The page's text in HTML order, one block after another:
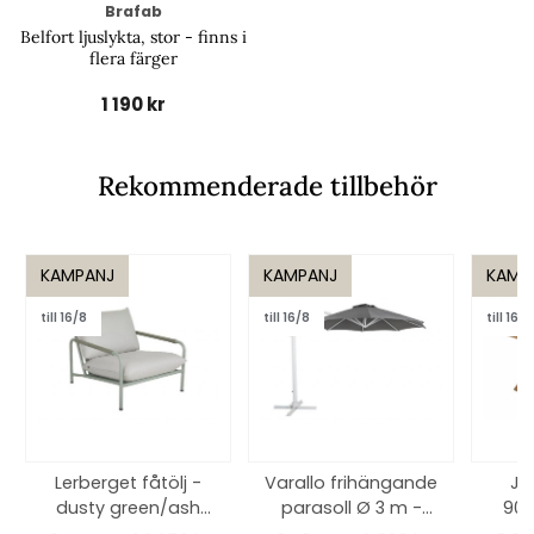
Brafab
Belfort ljuslykta, stor - finns i
flera färger
1 190 kr
Rekommenderade tillbehör
KAMPANJ
till 16/8
Lerberget fåtölj -
dusty green/ash
KAMPANJ
till 16/8
Varallo frihängande
parasoll Ø 3 m -
till 16/8